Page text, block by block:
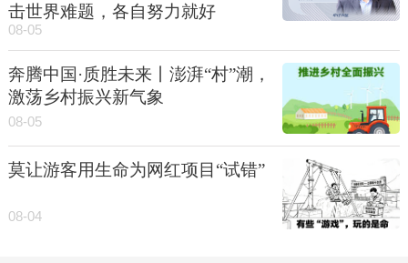
击世界难题，各自努力就好
08-05
奔腾中国·质胜未来丨澎湃“村”潮，
激荡乡村振兴新气象
08-05
莫让游客用生命为网红项目“试错”
08-04